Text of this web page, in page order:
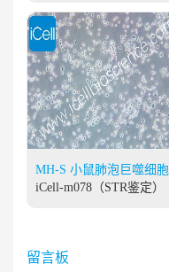
MH-S 小鼠肺泡巨噬细胞
iCell-m078（STR鉴定）
留言板